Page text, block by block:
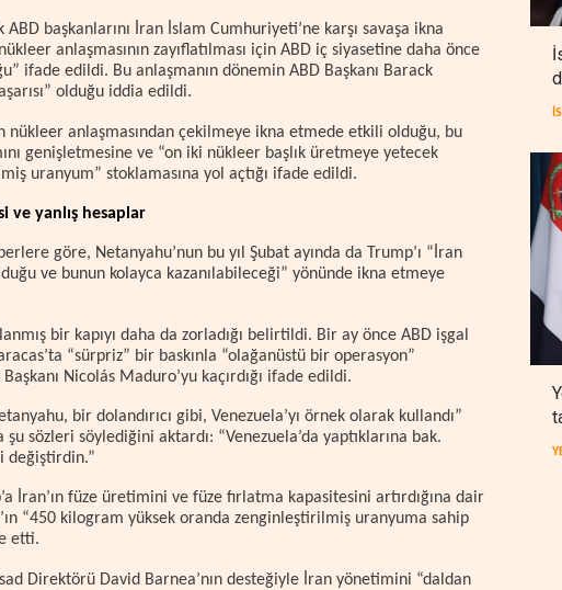
ABD başkanlarını İran İslam Cumhuriyeti’ne karşı savaşa ikna
anlaşmasının zayıflatılması için ABD iç siyasetine daha önce
ifade edildi. Bu anlaşmanın dönemin ABD Başkanı Barack
olduğu iddia edildi.
nükleer anlaşmasından çekilmeye ikna etmede etkili olduğu, bu
genişletmesine ve “on iki nükleer başlık üretmeye yetecek
uranyum” stoklamasına yol açtığı ifade edildi.
ve yanlış hesaplar
göre, Netanyahu’nun bu yıl Şubat ayında da Trump’ı “İran
ve bunun kolayca kazanılabileceği” yönünde ikna etmeye
bir kapıyı daha da zorladığı belirtildi. Bir ay önce ABD işgal
“sürpriz” bir baskınla “olağanüstü bir operasyon”
Nicolás Maduro’yu kaçırdığı ifade edildi.
bir dolandırıcı gibi, Venezuela’yı örnek olarak kullandı”
sözleri söylediğini aktardı: “Venezuela’da yaptıklarına bak.
değiştirdin.”
İran’ın füze üretimini ve füze fırlatma kapasitesini artırdığına dair
“450 kilogram yüksek oranda zenginleştirilmiş uranyuma sahip
etti.
Direktörü David Barnea’nın desteğiyle İran yönetimini “daldan